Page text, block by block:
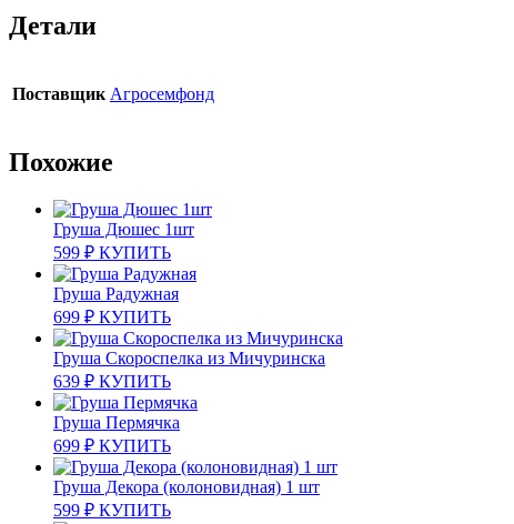
Детали
Поставщик Агросемфонд
Похожие
Груша Дюшес 1шт
599 ₽ КУПИТЬ
Груша Радужная
699 ₽ КУПИТЬ
Груша Скороспелка из Мичуринска
639 ₽ КУПИТЬ
Груша Пермячка
699 ₽ КУПИТЬ
Груша Декора (колоновидная) 1 шт
599 ₽ КУПИТЬ